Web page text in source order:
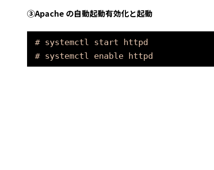
③Apache の自動起動有効化と起動
# systemctl start httpd
# systemctl enable httpd